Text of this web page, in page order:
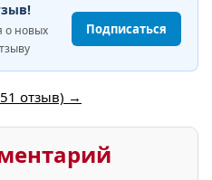
о новых
Подписаться
отзыв) →